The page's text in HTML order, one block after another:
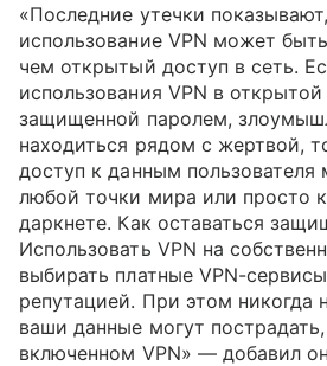
«Последние утечки
использование VPN может
чем открытый доступ в сеть.
использования VPN в
защищенной паролем,
находиться рядом с жертвой,
доступ к данным
любой точки мира или просто
даркнете. Как оставаться
Использовать VPN на
выбирать платные VPN-
репутацией. При этом никогда
ваши данные могут
включенном VPN» — добавил